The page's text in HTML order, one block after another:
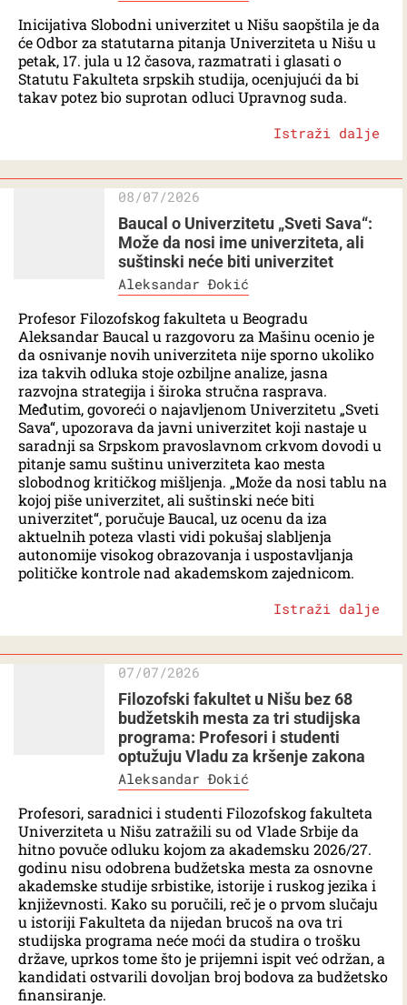
Inicijativa Slobodni univerzitet u Nišu saopštila je da
će Odbor za statutarna pitanja Univerziteta u Nišu u
petak, 17. jula u 12 časova, razmatrati i glasati o
Statutu Fakulteta srpskih studija, ocenjujući da bi
takav potez bio suprotan odluci Upravnog suda.
Istraži dalje
08/07/2026
Baucal o Univerzitetu „Sveti Sava“:
Može da nosi ime univerziteta, ali
suštinski neće biti univerzitet
Aleksandar Đokić
Profesor Filozofskog fakulteta u Beogradu
Aleksandar Baucal u razgovoru za Mašinu ocenio je
da osnivanje novih univerziteta nije sporno ukoliko
iza takvih odluka stoje ozbiljne analize, jasna
razvojna strategija i široka stručna rasprava.
Međutim, govoreći o najavljenom Univerzitetu „Sveti
Sava“, upozorava da javni univerzitet koji nastaje u
saradnji sa Srpskom pravoslavnom crkvom dovodi u
pitanje samu suštinu univerziteta kao mesta
slobodnog kritičkog mišljenja. „Može da nosi tablu na
kojoj piše univerzitet, ali suštinski neće biti
univerzitet“, poručuje Baucal, uz ocenu da iza
aktuelnih poteza vlasti vidi pokušaj slabljenja
autonomije visokog obrazovanja i uspostavljanja
političke kontrole nad akademskom zajednicom.
Istraži dalje
07/07/2026
Filozofski fakultet u Nišu bez 68
budžetskih mesta za tri studijska
programa: Profesori i studenti
optužuju Vladu za kršenje zakona
Aleksandar Đokić
Profesori, saradnici i studenti Filozofskog fakulteta
Univerziteta u Nišu zatražili su od Vlade Srbije da
hitno povuče odluku kojom za akademsku 2026/27.
godinu nisu odobrena budžetska mesta za osnovne
akademske studije srbistike, istorije i ruskog jezika i
književnosti. Kako su poručili, reč je o prvom slučaju
u istoriji Fakulteta da nijedan brucoš na ova tri
studijska programa neće moći da studira o trošku
države, uprkos tome što je prijemni ispit već održan, a
kandidati ostvarili dovoljan broj bodova za budžetsko
finansiranje.